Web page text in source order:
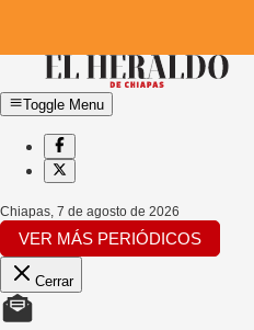
Toggle Menu
Chiapas, 7 de agosto de 2026
VER MÁS PERIÓDICOS
Cerrar